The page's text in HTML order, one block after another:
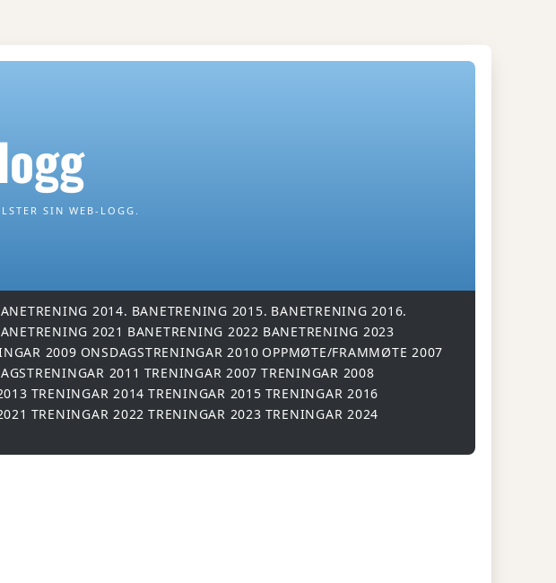
SIN WEB-LOGG.
2014. BANETRENING 2015. BANETRENING 2016.
2021 BANETRENING 2022 BANETRENING 2023
2009 ONSDAGSTRENINGAR 2010 OPPMØTE/FRAMMØTE 2007
2011 TRENINGAR 2007 TRENINGAR 2008
TRENINGAR 2014 TRENINGAR 2015 TRENINGAR 2016
TRENINGAR 2022 TRENINGAR 2023 TRENINGAR 2024